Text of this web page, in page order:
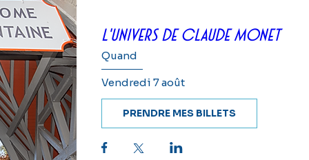
L'univers de Claude Monet
Quand
Vendredi 7 août
PRENDRE MES BILLETS